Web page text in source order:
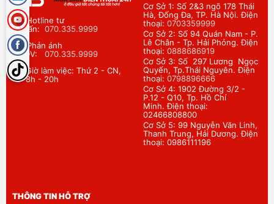
Hotline tư
vấn: 070.335.9999
Phản ánh
DV: 070.335.9999
Giờ làm việc: Thứ 2 - CN,
8h - 20h
Cơ Sở 1: Số 2&3 ngõ 178 Thái
Hà, Đống Đa, TP. Hà Nội. Điện
thoại: 0703359999
Cơ Sở 2: Số 94 Quán Nam - P.
Lê Chân - Tp. Hải Phỏng. Điện
thoại: 0888686919
Cơ Sở 3: Số 297 Lương Ngọc
Quyến, Tp.Thái Nguyên. Điện
thoại: 0798896666
Cơ Sở 4: 1902 Đường 3/2 -
P.12 - Q10, Tp. Hồ Chí
Minh. Điện thoại:
02466808800
Cơ Sở 5: 99 Nguyễn Văn Linh,
Thanh Trung, Hải Dương. Điện
thoại: 0986111196
THÔNG TIN HỖ TRỢ